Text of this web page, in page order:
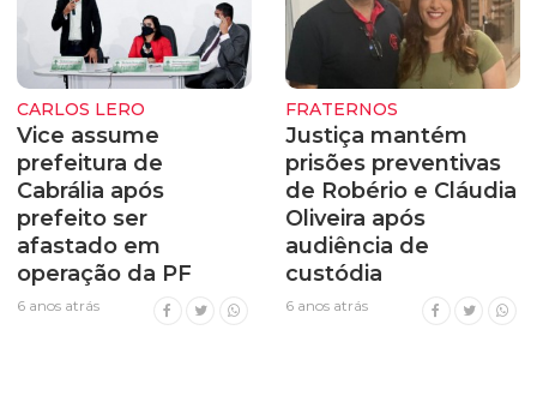
CARLOS LERO
Vice assume
prefeitura de
Cabrália após
prefeito ser
afastado em
operação da PF
6 anos atrás
FRATERNOS
Justiça mantém
prisões preventivas
de Robério e Cláudia
Oliveira após
audiência de
custódia
6 anos atrás